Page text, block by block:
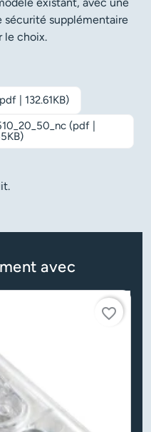
sécurité supplémentaire
le choix.
| 132.61KB)
- garantie_5ans
(pdf |
- 121360_121510_20_50_nc
avec
favorite_border